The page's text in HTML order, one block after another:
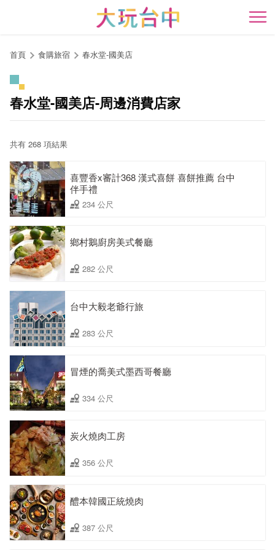
開
首頁 食購旅宿 春水堂-國美店
春水堂-國美店-周邊消費店家
共有 268 項結果
喜豐香x審計368 漢式喜餅 喜餅推薦 台中
伴手禮
234 公尺
鄉村鵝廚房美式餐廳
282 公尺
台中大毅老爺行旅
283 公尺
冒煙的喬美式墨西哥餐廳
334 公尺
炭火燒肉工房
356 公尺
醴本韓國正統燒肉
387 公尺